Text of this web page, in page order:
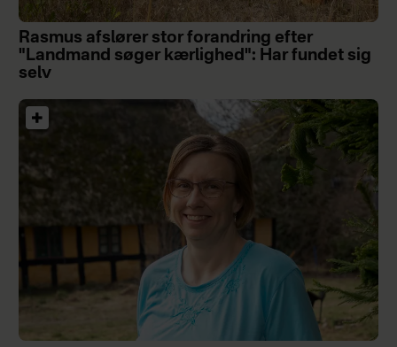
Rasmus afslører stor forandring efter
"Landmand søger kærlighed": Har fundet sig
selv